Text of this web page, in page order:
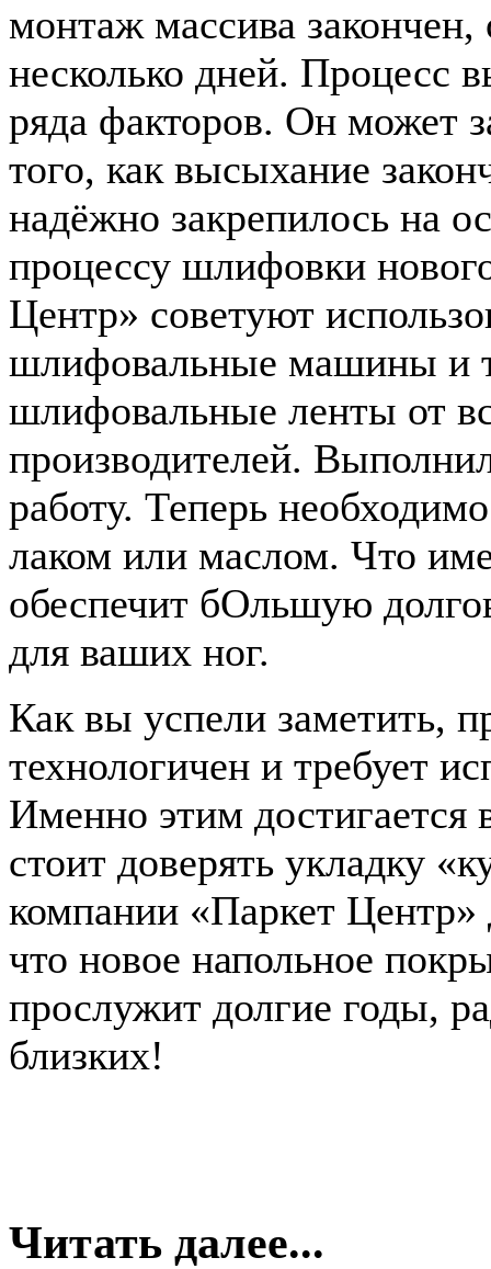
монтаж массива закончен,
несколько дней. Процесс
ряда факторов. Он может
того, как высыхание
надёжно закрепилось на
процессу шлифовки
Центр» советуют
шлифовальные машины и
шлифовальные ленты от
производителей.
работу. Теперь
лаком или маслом. Что
обеспечит бОльшую
для ваших ног.
Как вы успели заметить,
технологичен и требует
Именно этим достигается
стоит доверять укладку
компании «Паркет Центр»
что новое напольное
прослужит долгие годы,
близких!
Читать далее...